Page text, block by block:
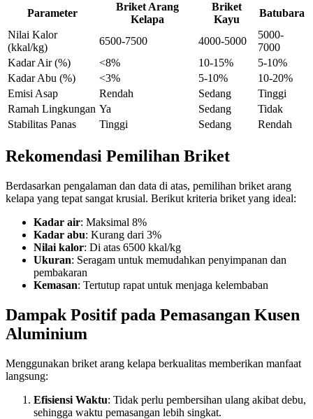
Parameter
Briket Arang
Kelapa
Briket
Kayu
Batubara
Nilai Kalor
(kkal/kg)
6500-7500 4000-5000
5000-
7000
Kadar Air (%)
<8% 10-15%
5-10%
Kadar Abu (%)
<3% 5-10%
10-20%
Emisi Asap
Rendah Sedang
Tinggi
Ramah Lingkungan Ya Sedang
Tidak
Stabilitas Panas
Tinggi Sedang Rendah
Rekomendasi Pemilihan Briket
Berdasarkan pengalaman dan data di atas, pemilihan briket arang
kelapa yang tepat sangat krusial. Berikut kriteria briket yang ideal:
Kadar air: Maksimal 8%
Kadar abu: Kurang dari 3%
Nilai kalor: Di atas 6500 kkal/kg
Ukuran: Seragam untuk memudahkan penyimpanan dan
pembakaran
Kemasan: Tertutup rapat untuk menjaga kelembaban
Dampak Positif pada Pemasangan Kusen
Aluminium
Menggunakan briket arang kelapa berkualitas memberikan manfaat
langsung:
Efisiensi Waktu: Tidak perlu pembersihan ulang akibat debu,
sehingga waktu pemasangan lebih singkat.